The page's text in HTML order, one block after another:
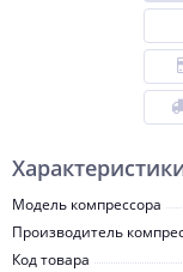
Модель компрессора
Производитель
Код товара